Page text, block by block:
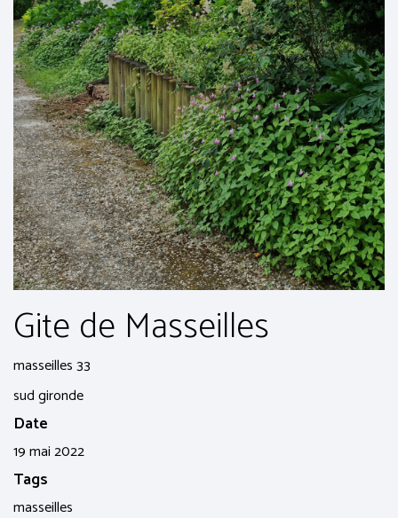
Gite de Masseilles
masseilles 33
sud gironde
Date
19 mai 2022
Tags
masseilles